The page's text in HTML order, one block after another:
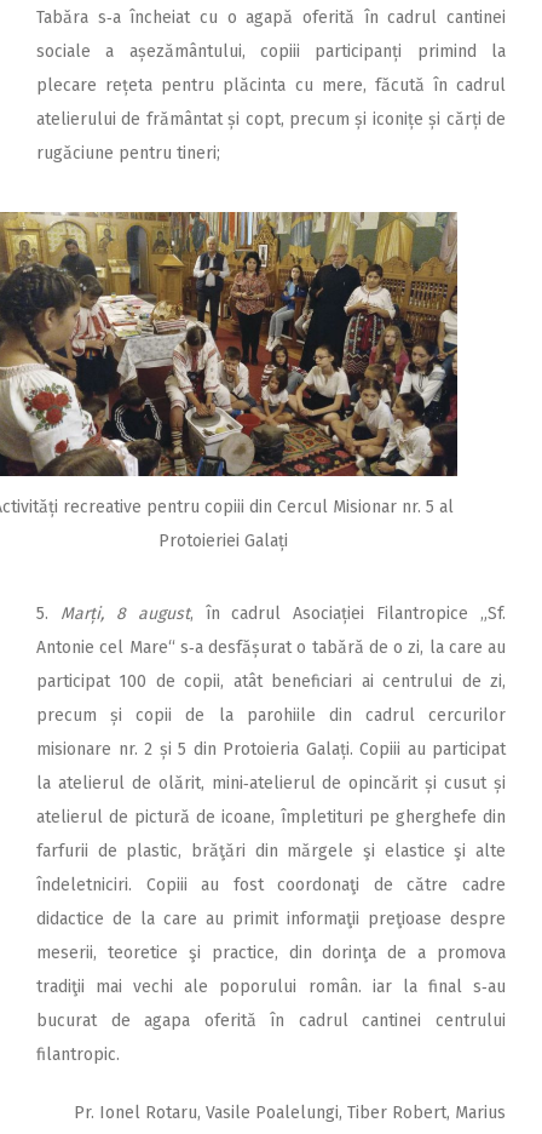
Tabăra s‑a încheiat cu o agapă oferită în cadrul cantinei
sociale a așezământului, copiii participanți primind la
plecare rețeta pentru plăcinta cu mere, făcută în cadrul
atelierului de frământat și copt, precum și iconițe și cărți de
rugăciune pentru tineri;
recreative pentru copiii din Cercul Misionar nr. 5 al
Protoieriei Galați
5. Marți, 8 august, în cadrul Asociației Filantropice „Sf.
Antonie cel Mare“ s‑a desfășurat o tabără de o zi, la care au
participat 100 de copii, atât beneficiari ai centrului de zi,
precum și copii de la parohiile din cadrul cercurilor
misionare nr. 2 și 5 din Protoieria Galați. Copiii au participat
la atelierul de olărit, mini‑atelierul de opincărit și cusut și
atelierul de pictură de icoane, împletituri pe gherghefe din
farfurii de plastic, brăţări din mărgele şi elastice şi alte
îndeletniciri. Copiii au fost coordonaţi de către cadre
didactice de la care au primit informaţii preţioase despre
meserii, teoretice şi practice, din dorinţa de a promova
tradiţii mai vechi ale poporului român. iar la final s‑au
bucurat de agapa oferită în cadrul cantinei centrului
filantropic.
Pr. Ionel Rotaru, Vasile Poalelungi, Tiber Robert, Marius